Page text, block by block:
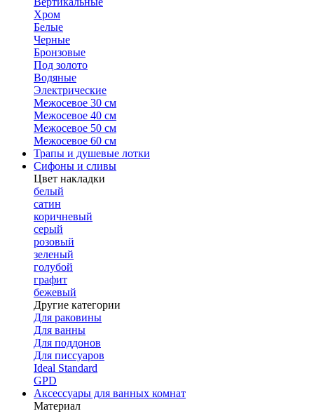
Хром
Белые
Черные
Бронзовые
Под золото
Водяные
Электрические
Межосевое 30 см
Межосевое 40 см
Межосевое 50 см
Межосевое 60 см
Трапы и душевые лотки
Сифоны и сливы
Цвет накладки
белый
сатин
коричневый
серый
розовый
зеленый
голубой
графит
бежевый
Другие категории
Для раковины
Для ванны
Для поддонов
Для писсуаров
Ideal Standard
GPD
Аксессуары для ванных комнат
Материал